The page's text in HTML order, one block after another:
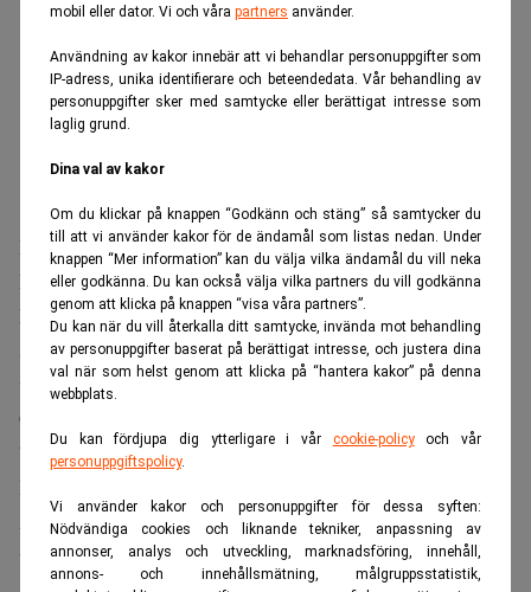
mobil eller dator. Vi och våra partners använder.
Användning av kakor innebär att vi behandlar personuppgifter som
IP-adress, unika identifierare och beteendedata. Vår behandling av
personuppgifter sker med samtycke eller berättigat intresse som
laglig grund.
Dina val av kakor
Om du klickar på knappen “Godkänn och stäng” så samtycker du
till att vi använder kakor för de ändamål som listas nedan. Under
knappen “Mer information” kan du välja vilka ändamål du vill neka
eller godkänna. Du kan också välja vilka partners du vill godkänna
genom att klicka på knappen “visa våra partners”.
Du kan när du vill återkalla ditt samtycke, invända mot behandling
av personuppgifter baserat på berättigat intresse, och justera dina
val när som helst genom att klicka på “hantera kakor” på denna
webbplats.
Du kan fördjupa dig ytterligare i vår cookie-policyoch vår
personuppgiftspolicy.
Vi använder kakor och personuppgifter för dessa syften:
Nödvändiga cookies och liknande tekniker, anpassning av
annonser, analys och utveckling, marknadsföring, innehåll,
annons- och innehållsmätning, målgruppsstatistik,
Daniel Sachs plockar hem en utdelning om 110.000
kronor, dels genom en stiftelse.
Marianne Rapp, mamma till Fredrik Rapp som sitter i
styrelsen, äger 126.500 aktier i Segulah, vilket gav en
utdelning om 1.265.000 kronor.
Christer Villard som sitter i styrelsen äger 2.500 aktier i
bolaget, vilket gav en utdelning om 25.000 kronor.
Lennart Kalén som tidigare var senior advisor på Segulah
Advisor äger 43.500 aktier i bolaget och fick därmed en
utdelning om 435.000 kronor.